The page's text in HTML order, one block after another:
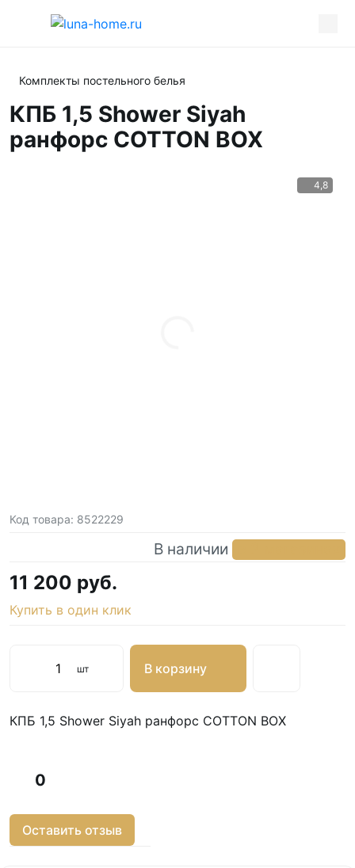
Комплекты постельного белья
КПБ 1,5 Shower Siyah
ранфорс COTTON BOX
4,8
Код товара: 8522229
В наличии
11 200 руб.
Купить в один клик
шт В корзину
КПБ 1,5 Shower Siyah ранфорс COTTON BOX
0
Оставить отзыв